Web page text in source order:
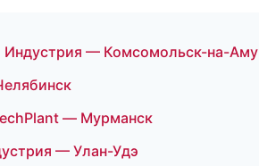
Индустрия — Комсомольск-на-
— Мурманск
— Улан-Удэ